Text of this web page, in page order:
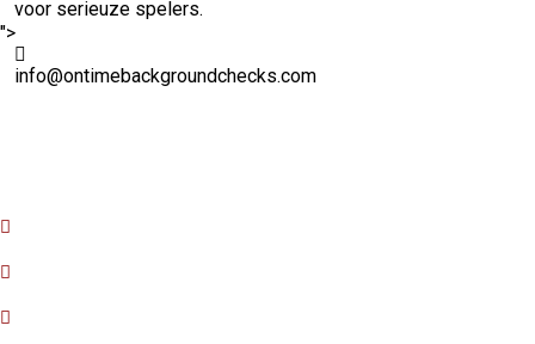
voor serieuze spelers.
">
info@ontimebackgroundchecks.com